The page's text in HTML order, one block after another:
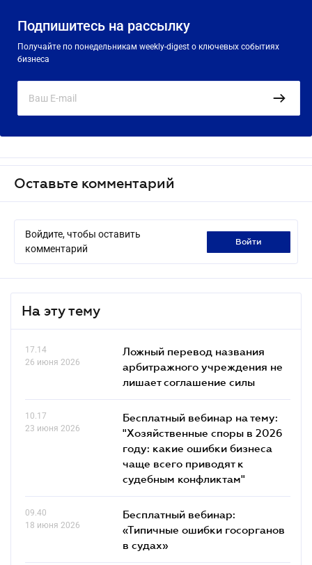
Подпишитесь на рассылку
Получайте по понедельникам weekly-digest о ключевых событиях
бизнеса
Оставьте комментарий
Войдите, чтобы оставить
комментарий
войти
На эту тему
17.14
26 июня 2026
Ложный перевод названия
арбитражного учреждения не
лишает соглашение силы
10.17
23 июня 2026
Бесплатный вебинар на тему:
"Хозяйственные споры в 2026
году: какие ошибки бизнеса
чаще всего приводят к
судебным конфликтам"
09.40
18 июня 2026
Бесплатный вебинар:
«Типичные ошибки госорганов
в судах»